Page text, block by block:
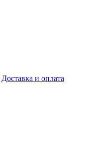
Доставка и оплата